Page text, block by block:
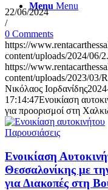
Menu Menu
22/06/2024
/
0 Comments
https://
content/uploads/2024/06/
https://
content/uploads/2023/03/
Νικόλαος Ιορδανίδης
17:14:47Ενοικίαση
για προορισμοί στη
Παρουσιάσεις
Ενοικίαση
Θεσσαλονίκης με
για Διακοπές στη